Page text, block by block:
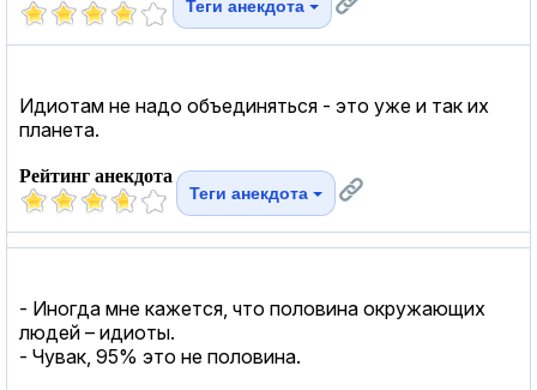
Теги анекдота
Идиотам не надо объединяться - это уже и так их
планета.
Рейтинг анекдота
Теги анекдота
- Иногда мне кажется, что половина окружающих
людей – идиоты.
- Чувак, 95% это не половина.